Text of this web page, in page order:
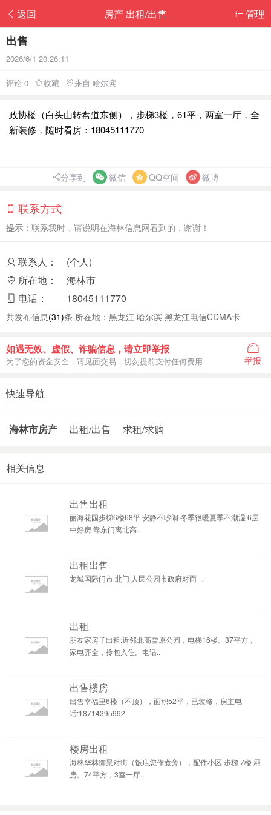
返回 管理
房产 出租/出售
出售
2026/6/1 20:26:11
评论 0 收藏 来自 哈尔滨
政协楼（白头山转盘道东侧），步梯3楼，61平，两室一厅，全
新装修，随时看房：18045111770
分享到 微信 QQ空间 微博
联系方式
提示： 联系我时，请说明在海林信息网看到的，谢谢！
联系人：
(个人)
所在地：
海林市
电话：
18045111770
共发布信息(31)条 所在地：黑龙江 哈尔滨 黑龙江电信CDMA卡
如遇无效、虚假、诈骗信息，请立即举报
为了您的资金安全，请见面交易，切勿提前支付任何费用 举报
快速导航
海林市房产 出租/出售 求租/求购
相关信息
出售出租
丽海花园步梯6楼68平 安静不吵闹 冬季很暖夏季不潮湿 6层
中好房 靠东门离北高..
出租出售
龙城国际门市 北门 人民公园市政府对面 ..
出租
朋友家房子出租:近邻北高雪原公园，电梯16楼。37平方，
家电齐全，拎包入住。电话..
出售楼房
出售幸福里6楼（不顶），面积52平，已装修，房主电
话:18714395992
楼房出租
海林华林御景对街（饭店您作煮旁），配件小区 步梯 7楼 厢
房。74平方，3室一厅..